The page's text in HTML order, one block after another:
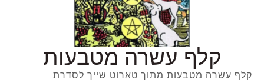
קלף עשרה מטבעות
קלף עשרה מטבעות מתוך טארוט שייך לסדרת